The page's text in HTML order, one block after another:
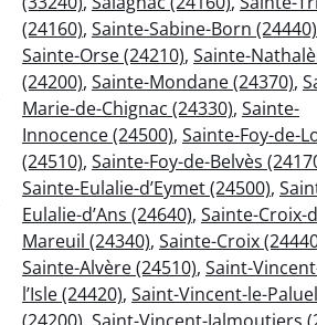
(24160), Sainte-Sabine-Born (24440)
Sainte-Orse (24210), Sainte-
(24200), Sainte-Mondane (24370),
Marie-de-Chignac (24330), Sainte-
Innocence (24500), Sainte-Foy-de-
(24510), Sainte-Foy-de-Belvès
Sainte-Eulalie-d’Eymet (24500),
Eulalie-d’Ans (24640), Sainte-Croix-
Mareuil (24340), Sainte-Croix
Sainte-Alvère (24510), Saint-
l’Isle (24420), Saint-Vincent-le-Paluel